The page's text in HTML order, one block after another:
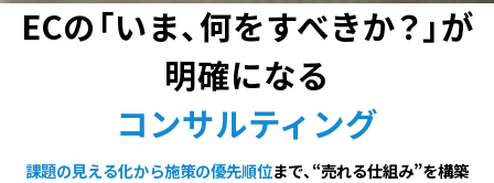
ECの「いま、何をすべきか？」が
明確になる
コンサルティング
課題の見える化から施策の優先順位まで、“売れる仕組み”を構築